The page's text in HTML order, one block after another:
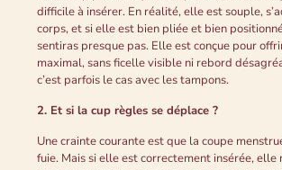
difficile à insérer. En réalité, elle est souple,
corps, et si elle est bien pliée et bien
sentiras presque pas. Elle est conçue pour
maximal, sans ficelle visible ni rebord
c’est parfois le cas avec les tampons.
2. Et si la cup règles se déplace ?
Une crainte courante est que la coupe
fuie. Mais si elle est correctement insérée, elle